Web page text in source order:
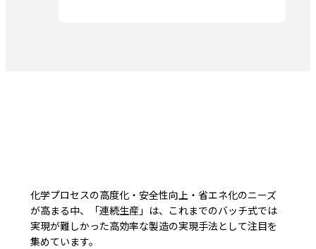
化学プロセスの高度化・安全性向上・省エネ化のニーズ
が高まる中、「連続生産」は、これまでのバッチ式では
実現が難しかった高効率な製造の実現手法として注目を
集めています。